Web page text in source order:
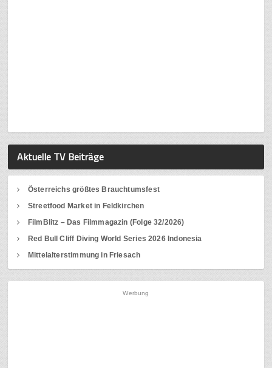
Aktuelle TV Beiträge
Österreichs größtes Brauchtumsfest
Streetfood Market in Feldkirchen
FilmBlitz – Das Filmmagazin (Folge 32/2026)
Red Bull Cliff Diving World Series 2026 Indonesia
Mittelalterstimmung in Friesach
Werbung